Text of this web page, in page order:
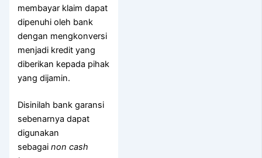
membayar klaim dapat
dipenuhi oleh bank
dengan mengkonversi
menjadi kredit yang
diberikan kepada pihak
yang dijamin.
Disinilah bank garansi
sebenarnya dapat
digunakan
sebagainon cash